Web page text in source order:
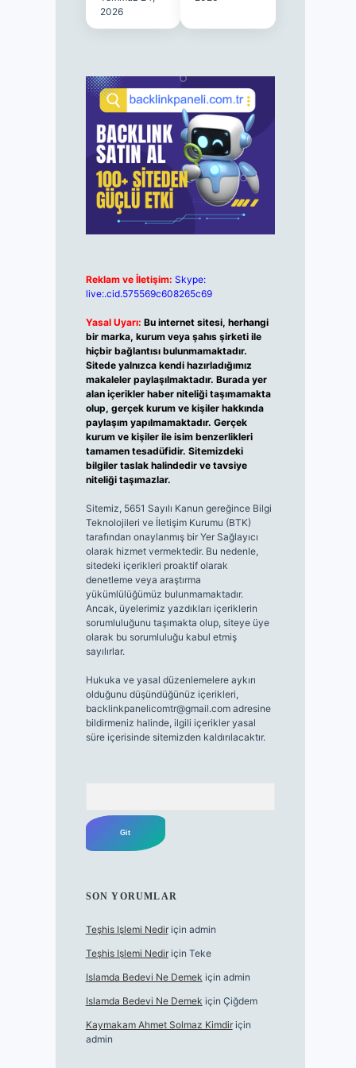
2026
Reklam ve İletişim: Skype:
live:.cid.575569c608265c69
Yasal Uyarı: Bu internet sitesi, herhangi
bir marka, kurum veya şahıs şirketi ile
hiçbir bağlantısı bulunmamaktadır.
Sitede yalnızca kendi hazırladığımız
makaleler paylaşılmaktadır. Burada yer
alan içerikler haber niteliği taşımamakta
olup, gerçek kurum ve kişiler hakkında
paylaşım yapılmamaktadır. Gerçek
kurum ve kişiler ile isim benzerlikleri
tamamen tesadüfidir. Sitemizdeki
bilgiler taslak halindedir ve tavsiye
niteliği taşımazlar.
Sitemiz, 5651 Sayılı Kanun gereğince Bilgi
Teknolojileri ve İletişim Kurumu (BTK)
tarafından onaylanmış bir Yer Sağlayıcı
olarak hizmet vermektedir. Bu nedenle,
sitedeki içerikleri proaktif olarak
denetleme veya araştırma
yükümlülüğümüz bulunmamaktadır.
Ancak, üyelerimiz yazdıkları içeriklerin
sorumluluğunu taşımakta olup, siteye üye
olarak bu sorumluluğu kabul etmiş
sayılırlar.
Hukuka ve yasal düzenlemelere aykırı
olduğunu düşündüğünüz içerikleri,
backlinkpanelicomtr@gmail.comadresine
bildirmeniz halinde, ilgili içerikler yasal
süre içerisinde sitemizden kaldırılacaktır.
SON YORUMLAR
Teşhis Işlemi Nediriçin admin
Teşhis Işlemi Nediriçin Teke
Islamda Bedevi Ne Demek için admin
Islamda Bedevi Ne Demek için Çiğdem
Kaymakam Ahmet Solmaz Kimdiriçin
admin